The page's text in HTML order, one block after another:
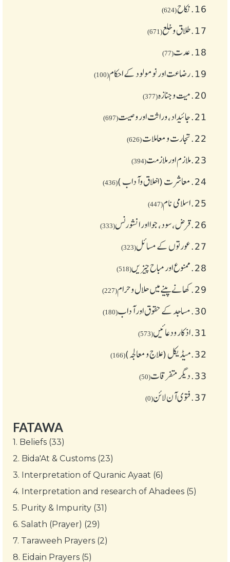
16. نکاح(624)
17. طلاق و خلع(671)
18. عدت(77)
19. رضاعت اور نومولود کے احکام(100)
20. میت و جنازہ(377)
21. جائیداد، وراثت اور وصیت(697)
22. تجارت و معاملات(626)
23. ملازم اور ملازمت(394)
24. معاشرت (اخلاق وآداب )(436)
25. اسلامی نام(447)
26. قرض،سود، جوا اور انشورنس(333)
27. عورتوں کے مسائل(323)
28. ممنوع اور مباح چیز یں(518)
29. کھانے پینے میں حلال و حرام(227)
30. مساجد کے حقوق اور آداب(180)
31. اذکار ودعائیں(573)
32. میڈیکل (علاج و معالجہ)(166)
33. دیگر متفرقات(50)
37. فتوی آن لائن(0)
FATAWA
1. Beliefs (33)
2. Bida'At & Customs (23)
3. Interpretation of Quranic Ayaat (6)
4. Interpretation and research of Ahadees (5)
5. Purity & Impurity (31)
6. Salath (Prayer) (29)
7. Taraweeh Prayers (2)
8. Eidain Prayers (5)